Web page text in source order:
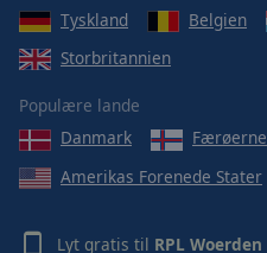
Tyskland
Belgien
Storbritannien
Populære lande
Danmark
Færøerne
Amerikas Forenede Stater
Lyt gratis til RPL Woerden